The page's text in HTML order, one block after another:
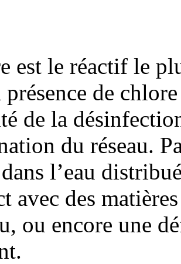
est le réactif le
de
de la
du réseau.
l’eau
avec des
ou encore une